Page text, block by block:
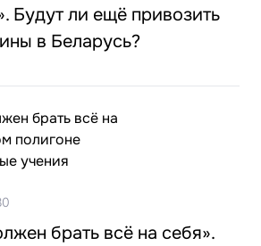
Будут ли ещё привозить
в Беларусь?
брать всё на себя».